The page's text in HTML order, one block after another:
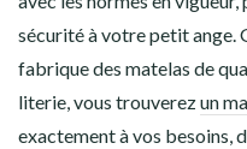
sécurité à votre petit ange.
fabrique des matelas de
literie, vous trouverezun
exactement à vos besoins,